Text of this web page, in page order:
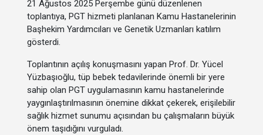
21 Ağustos 2025 Perşembe günü düzenlenen
toplantıya, PGT hizmeti planlanan Kamu Hastanelerinin
Başhekim Yardımcıları ve Genetik Uzmanları katılım
gösterdi.
Toplantının açılış konuşmasını yapan Prof. Dr. Yücel
Yüzbaşıoğlu, tüp bebek tedavilerinde önemli bir yere
sahip olan PGT uygulamasının kamu hastanelerinde
yaygınlaştırılmasının önemine dikkat çekerek, erişilebilir
sağlık hizmet sunumu açısından bu çalışmaların büyük
önem taşıdığını vurguladı.